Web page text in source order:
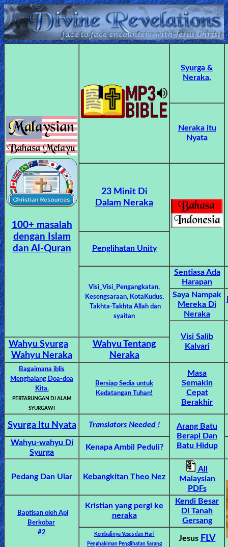
Home: Original Style
ðŸ”
Search
Site
🎞
Christian
🎞
Jewish
Witch
🎞
X-
Muslim
MP3
Bible
🎞
Bible
Movies
🎞
Gospel
100+ masalah
dengan Islam
dan Al-Quran
Syurga &
Neraka,
Neraka itu
Nyata
23 Minit Di
Dalam Neraka
Penglihatan Unity
Visi_Visi_Pengangkatan,
Kesengsaraan, KotaKudus,
Takhta-Takhta Allah dan
syaitan
Sentiasa Ada
Harapan
Saya Nampak
Mereka Di
Neraka
Visi Salib
Kalvari
Wahyu Syurga
Wahyu Neraka
Wahyu Tentang
Neraka
Bagaimana iblis
Menghalang Doa-doa
Kita.
PERTARUNGAN DI ALAM
SYURGAWI
Bersiap Sedia untuk
Kedatangan Tuhan!
Masa
Semakin
Cepat
Berakhir
Syurga Itu Nyata Translators Needed !
Arang Batu
Berapi Dan
Batu Hidup
Wahyu-wahyu Di
Syurga
Kenapa Ambil Peduli?
Pedang Dan Ular Kebangkitan Theo Nez
All
Malaysian
PDFs
Baptisan oleh Api
Berkobar
#2
Kristian yang pergi ke
neraka
Kendi Besar
Di Tanah
Gersang
Kembalinya Yesus dan Hari
Penghakiman Penglihatan Sarang
Jesus FLV